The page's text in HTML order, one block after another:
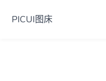
PICUI图床